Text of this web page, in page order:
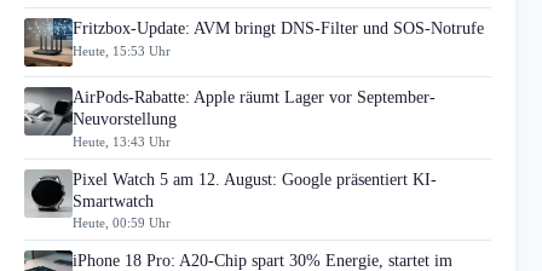
Fritzbox-Update: AVM bringt DNS-Filter und SOS-Notrufe
Heute, 15:53 Uhr
AirPods-Rabatte: Apple räumt Lager vor September-
Neuvorstellung
Heute, 13:43 Uhr
Pixel Watch 5 am 12. August: Google präsentiert KI-
Smartwatch
Heute, 00:59 Uhr
iPhone 18 Pro: A20-Chip spart 30% Energie, startet im